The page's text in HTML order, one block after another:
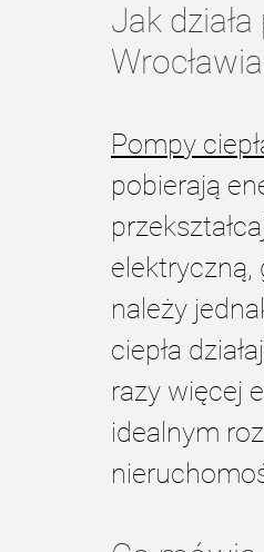
Jak
Pompy
pobierają
elektryczną,
należy
ciepła
razy więcej
idealnym